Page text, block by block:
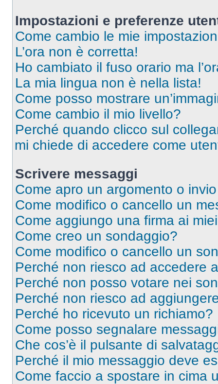
Impostazioni e preferenze
Come cambio le mie
L’ora non è corretta!
Ho cambiato il fuso orario ma
La mia lingua non è nella lista!
Come posso mostrare
Come cambio il mio livello?
Perché quando clicco sul
mi chiede di accedere come
Scrivere messaggi
Come apro un argomento o
Come modifico o cancello un
Come aggiungo una firma ai
Come creo un sondaggio?
Come modifico o cancello un
Perché non riesco ad accedere
Perché non posso votare nei
Perché non riesco ad
Perché ho ricevuto un richiamo?
Come posso segnalare
Che cos’è il pulsante di
Perché il mio messaggio deve
Come faccio a spostare in cima